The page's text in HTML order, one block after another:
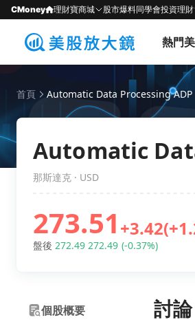
CMoney 理財寶商城 股市爆料同學會投資理財
熱門
首頁 Automatic Data Processing ADP
Automatic
那斯達克 · USD
273.51 +3.42
盤後272.49272.49 (-0.37%)
個股概要 討論